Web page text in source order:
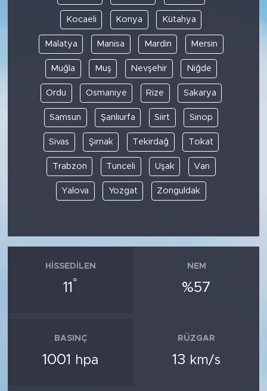
Kocaeli Konya Kütahya
Malatya Manisa Mardin Mersin
Muğla Muş Nevşehir Niğde
Ordu Osmaniye Rize Sakarya
Samsun Şanlıurfa Siirt Sinop
Sivas Şırnak Tekirdağ Tokat
Trabzon Tunceli Uşak Van
Yalova Yozgat Zonguldak
HISSEDILEN
11 °
NEM
%57
BASINÇ
1001 hpa
RÜZGAR
13 km/s